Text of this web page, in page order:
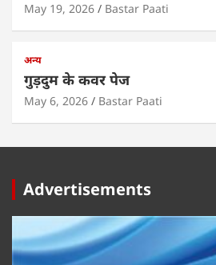
May 19, 2026 Bastar Paati
अन्य
गुड़दुम के कवर पेज
May 6, 2026 Bastar Paati
Advertisements